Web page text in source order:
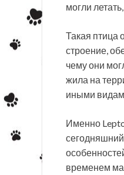
могли
Такая птица
строение,
чему они
жила на
иными
Именно
временем